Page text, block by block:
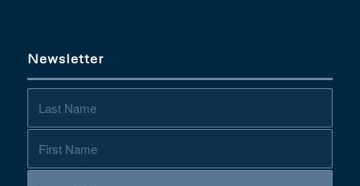
Newsletter